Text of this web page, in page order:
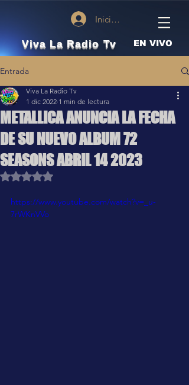
Iniciar sesión
Viva La Radio Tv EN VIVO
Entrada
METALLICA ANUNCIA LA FECHA
DE SU NUEVO ALBUM 72
SEASONS ABRIL 14 2023
Viva La Radio Tv
1 dic 2022 1 min de lectura
Obtuvo NaN de 5 estrellas.
https://www.youtube.com/watch?v=_u-
7rWKnVVo